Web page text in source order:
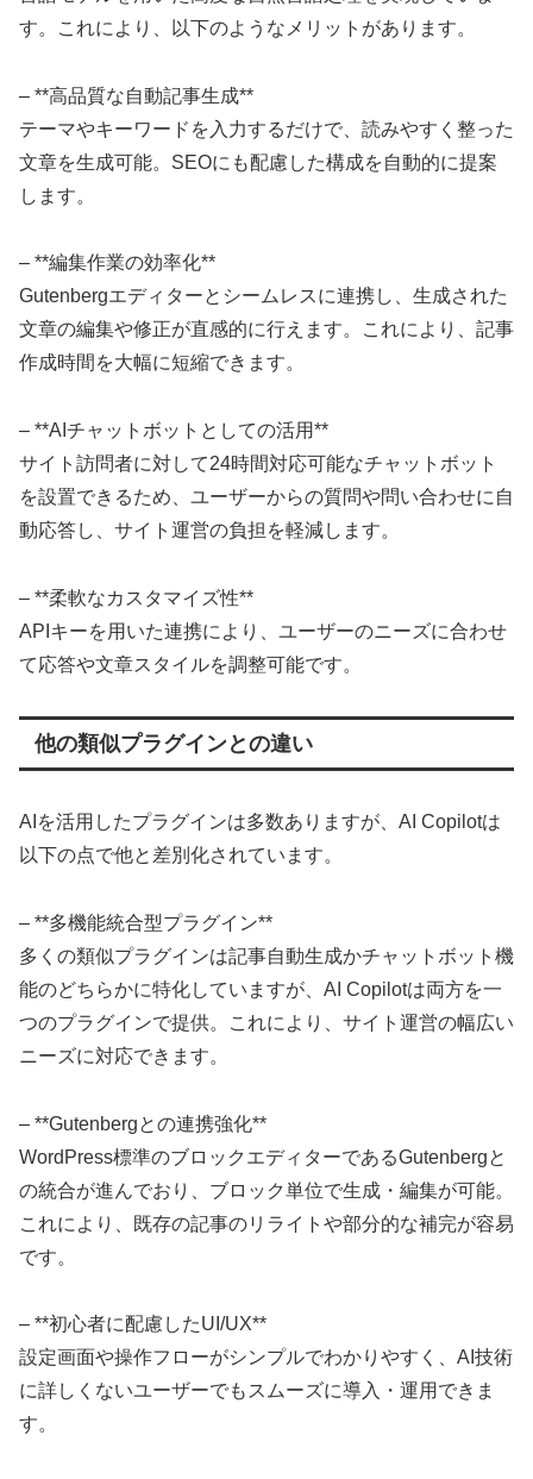
す。これにより、以下のようなメリットがあります。
– **高品質な自動記事生成**
テーマやキーワードを入力するだけで、読みやすく整った
文章を生成可能。SEOにも配慮した構成を自動的に提案
します。
– **編集作業の効率化**
Gutenbergエディターとシームレスに連携し、生成された
文章の編集や修正が直感的に行えます。これにより、記事
作成時間を大幅に短縮できます。
– **AIチャットボットとしての活用**
サイト訪問者に対して24時間対応可能なチャットボット
を設置できるため、ユーザーからの質問や問い合わせに自
動応答し、サイト運営の負担を軽減します。
– **柔軟なカスタマイズ性**
APIキーを用いた連携により、ユーザーのニーズに合わせ
て応答や文章スタイルを調整可能です。
他の類似プラグインとの違い
AIを活用したプラグインは多数ありますが、AI Copilotは
以下の点で他と差別化されています。
– **多機能統合型プラグイン**
多くの類似プラグインは記事自動生成かチャットボット機
能のどちらかに特化していますが、AI Copilotは両方を一
つのプラグインで提供。これにより、サイト運営の幅広い
ニーズに対応できます。
– **Gutenbergとの連携強化**
WordPress標準のブロックエディターであるGutenbergと
の統合が進んでおり、ブロック単位で生成・編集が可能。
これにより、既存の記事のリライトや部分的な補完が容易
です。
– **初心者に配慮したUI/UX**
設定画面や操作フローがシンプルでわかりやすく、AI技術
に詳しくないユーザーでもスムーズに導入・運用できま
す。